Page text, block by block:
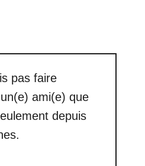
pas faire
ami(e) que
depuis